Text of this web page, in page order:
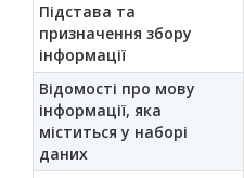
Підстава та
призначення збору
інформації
Відомості про мову
інформації, яка
міститься у наборі
даних